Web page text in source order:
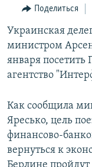
Вернутся
поиску
КЫРГЫЗЧА
ЎЗБЕКЧА
ТОҶИКӢ
TÜRKMENÇE
Все сайты РСЕ/
Поделиться
Украинская
министром
января
агентство
Как сообщила
Яресько, цель
финансово-
вернуться к